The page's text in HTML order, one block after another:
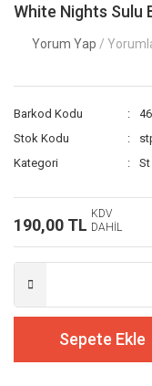
White Nights Sulu
Yorum Yap /
Barkod Kodu
Stok Kodu
Kategori
190,00 TL
KDV
DAHİL
Sepete Ekle